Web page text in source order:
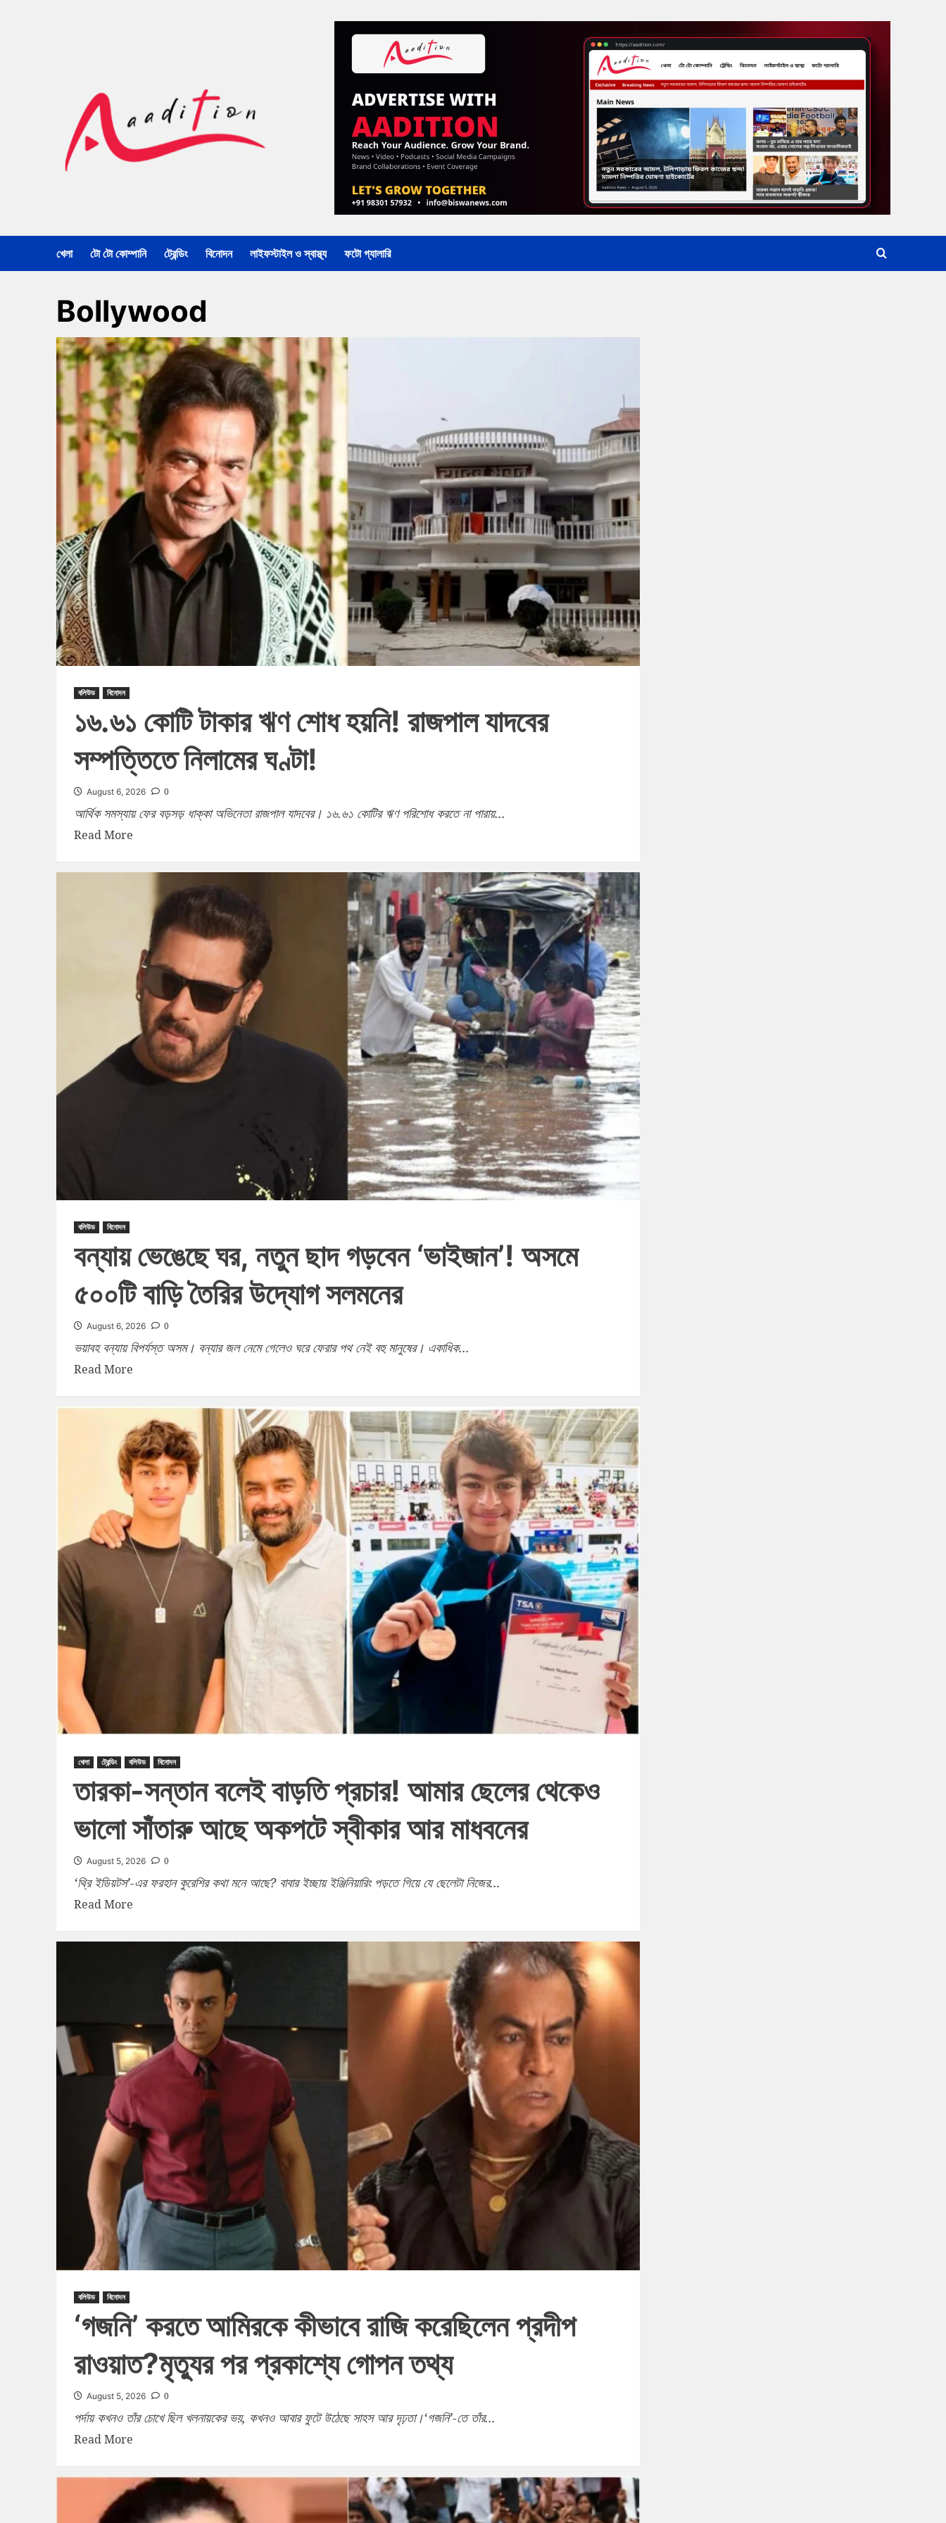
খেলা টো টো কোম্পানি ট্রেন্ডিং বিনোদন লাইফস্টাইল ও স্বাস্থ্য ফটো গ্যালারি
Bollywood
বলিউড বিনোদন
১৬.৬১ কোটি টাকার ঋণ শোধ হয়নি! রাজপাল যাদবের
সম্পত্তিতে নিলামের ঘণ্টা!
August 6, 2026 0
আর্থিক সমস্যায় ফের বড়সড় ধাক্কা অভিনেতা রাজপাল যাদবের। ১৬.৬১ কোটির ঋণ পরিশোধ করতে না পারায়...
Read More
বলিউড বিনোদন
বন্যায় ভেঙেছে ঘর, নতুন ছাদ গড়বেন ‘ভাইজান’! অসমে
৫০০টি বাড়ি তৈরির উদ্যোগ সলমনের
August 6, 2026 0
ভয়াবহ বন্যায় বিপর্যস্ত অসম। বন্যার জল নেমে গেলেও ঘরে ফেরার পথ নেই বহু মানুষের। একাধিক...
Read More
খেলা ট্রেন্ডিং বলিউড বিনোদন
তারকা-সন্তান বলেই বাড়তি প্রচার! আমার ছেলের থেকেও
ভালো সাঁতারু আছে অকপটে স্বীকার আর মাধবনের
August 5, 2026 0
‘থ্রি ইডিয়টস’-এর ফরহান কুরেশির কথা মনে আছে? বাবার ইচ্ছায় ইঞ্জিনিয়ারিং পড়তে গিয়ে যে ছেলেটা নিজের...
Read More
বলিউড বিনোদন
‘গজনি’ করতে আমিরকে কীভাবে রাজি করেছিলেন প্রদীপ
রাওয়াত?মৃত্যুর পর প্রকাশ্যে গোপন তথ্য
August 5, 2026 0
পর্দায় কখনও তাঁর চোখে ছিল খলনায়কের ভয়, কখনও আবার ফুটে উঠেছে সাহস আর দৃঢ়তা।‘গজনি’-তে তাঁর...
Read More